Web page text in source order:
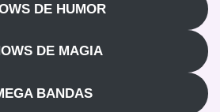
DE HUMOR
DE MAGIA
BANDAS